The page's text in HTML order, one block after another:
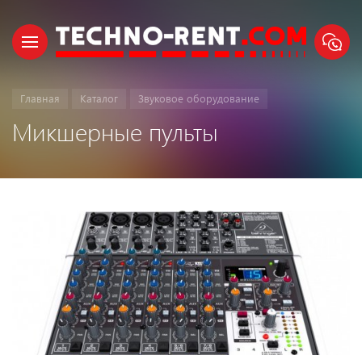
Главная Каталог Звуковое оборудование
Микшерные пульты